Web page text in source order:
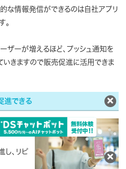
な情報発信ができるのは自社アプリ
。
ザーが増えるほど、プッシュ通知を
いきますので販売促進に活用できま
進できる
などの発
、リピ